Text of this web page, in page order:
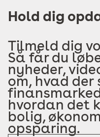
Hold dig
Tilmeld dig
Så får du
nyheder,
om, hvad der
hvordan det
bolig,
opsparing.